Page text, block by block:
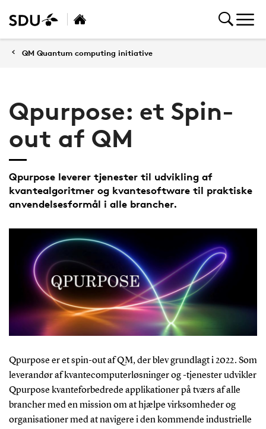
QM Quantum computing initiative
Qpurpose: et Spin-
out af QM
Qpurpose leverer tjenester til udvikling af
kvantealgoritmer og kvantesoftware til praktiske
anvendelsesformål i alle brancher.
Qpurpose er et spin-out af QM, der blev grundlagt i 2022. Som
leverandør af kvantecomputerløsninger og -tjenester udvikler
Qpurpose kvanteforbedrede applikationer på tværs af alle
brancher med en mission om at hjælpe virksomheder og
organisationer med at navigere i den kommende industrielle